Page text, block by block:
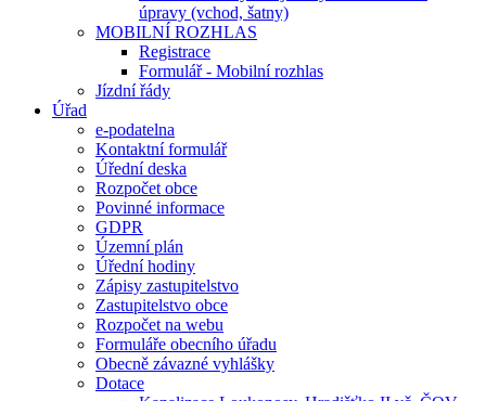
úpravy (vchod, šatny)
MOBILNÍ ROZHLAS
Registrace
Formulář - Mobilní rozhlas
Jízdní řády
Úřad
e-podatelna
Kontaktní formulář
Úřední deska
Rozpočet obce
Povinné informace
GDPR
Územní plán
Úřední hodiny
Zápisy zastupitelstvo
Zastupitelstvo obce
Rozpočet na webu
Formuláře obecního úřadu
Obecně závazné vyhlášky
Dotace